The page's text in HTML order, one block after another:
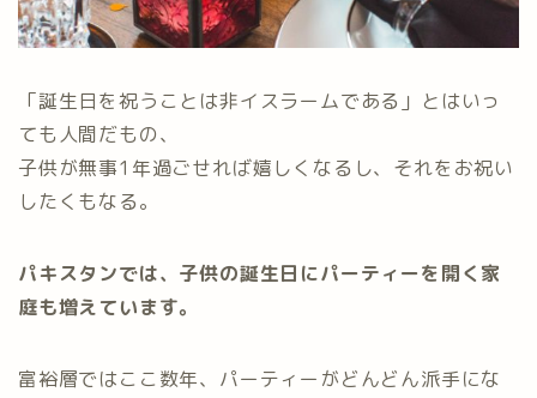
「誕生日を祝うことは非イスラームである」とはいっ
ても人間だもの、
子供が無事1年過ごせれば嬉しくなるし、それをお祝い
したくもなる。
パキスタンでは、子供の誕生日にパーティーを開く家
庭も増えています。
富裕層ではここ数年、パーティーがどんどん派手にな